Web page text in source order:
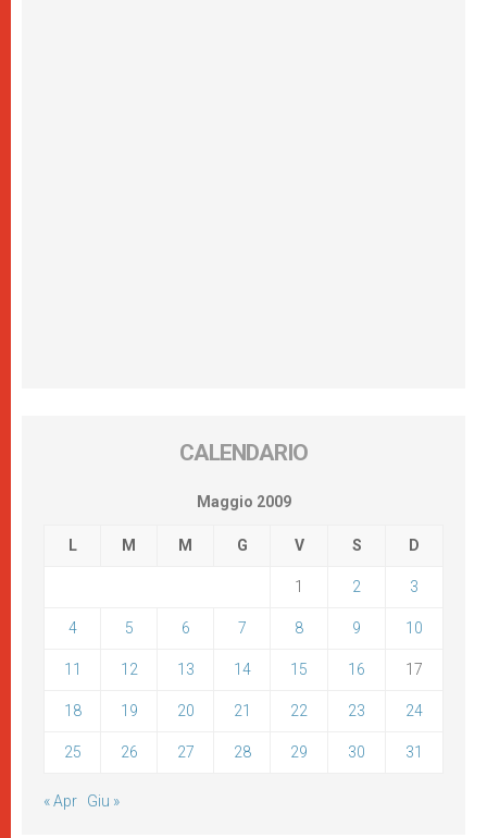
CALENDARIO
Maggio 2009
L M M G V S D
1 2 3
4 5 6 7 8 9 10
11 12 13 14 15 16 17
18 19 20 21 22 23 24
25 26 27 28 29 30 31
« Apr Giu »